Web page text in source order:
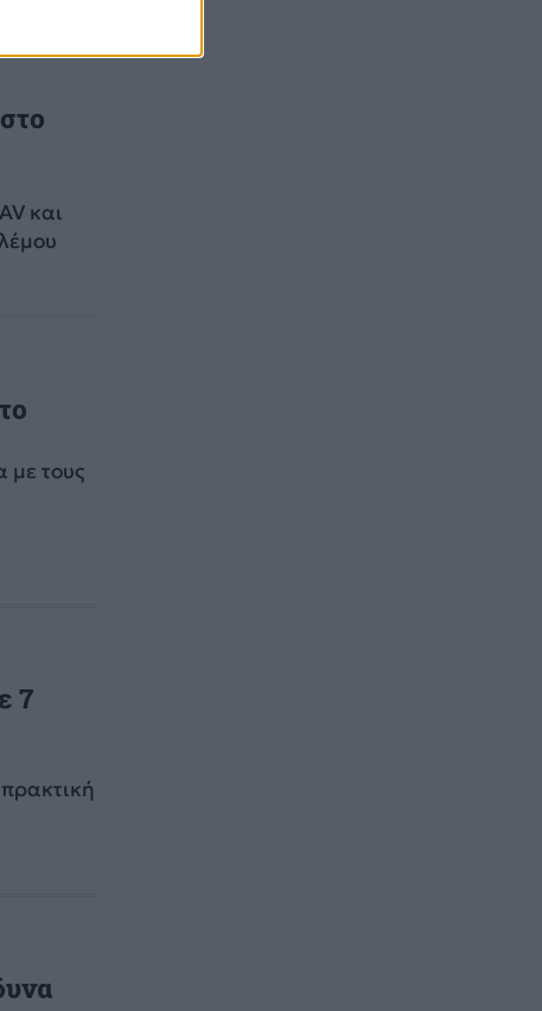
και
με τους
7